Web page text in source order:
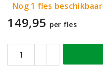
Nog 1 fles beschikbaar
149,95 per fles